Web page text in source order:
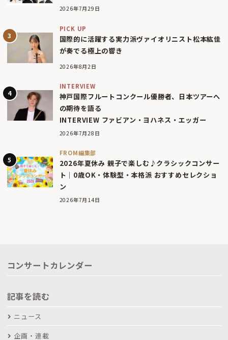
2026年7月29日
PICK UP
国際的に活躍する実力派ヴァイオリニスト松本紘佳
が奏でる極上の響き
2026年8月2日
INTERVIEW
神戸国際フルートコンクール優勝者、日本ツアーへ
の期待を語る
INTERVIEW ファビアン・ヨハネス・エッガー
2026年7月28日
FROM編集部
2026年夏休み 親子で楽しむ♪クラシックコンサー
ト｜0歳OK・体験型・本格派 おすすめセレクショ
ン
2026年7月14日
コンサートカレンダー
記事を読む
ニュース
企画・連載